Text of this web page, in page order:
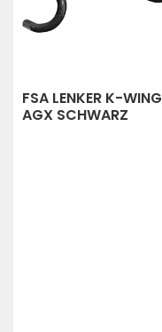
FSA LENKER K-WING
AGX SCHWARZ